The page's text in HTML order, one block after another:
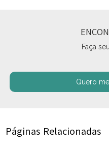
Faça
Quero
Páginas Relacionadas